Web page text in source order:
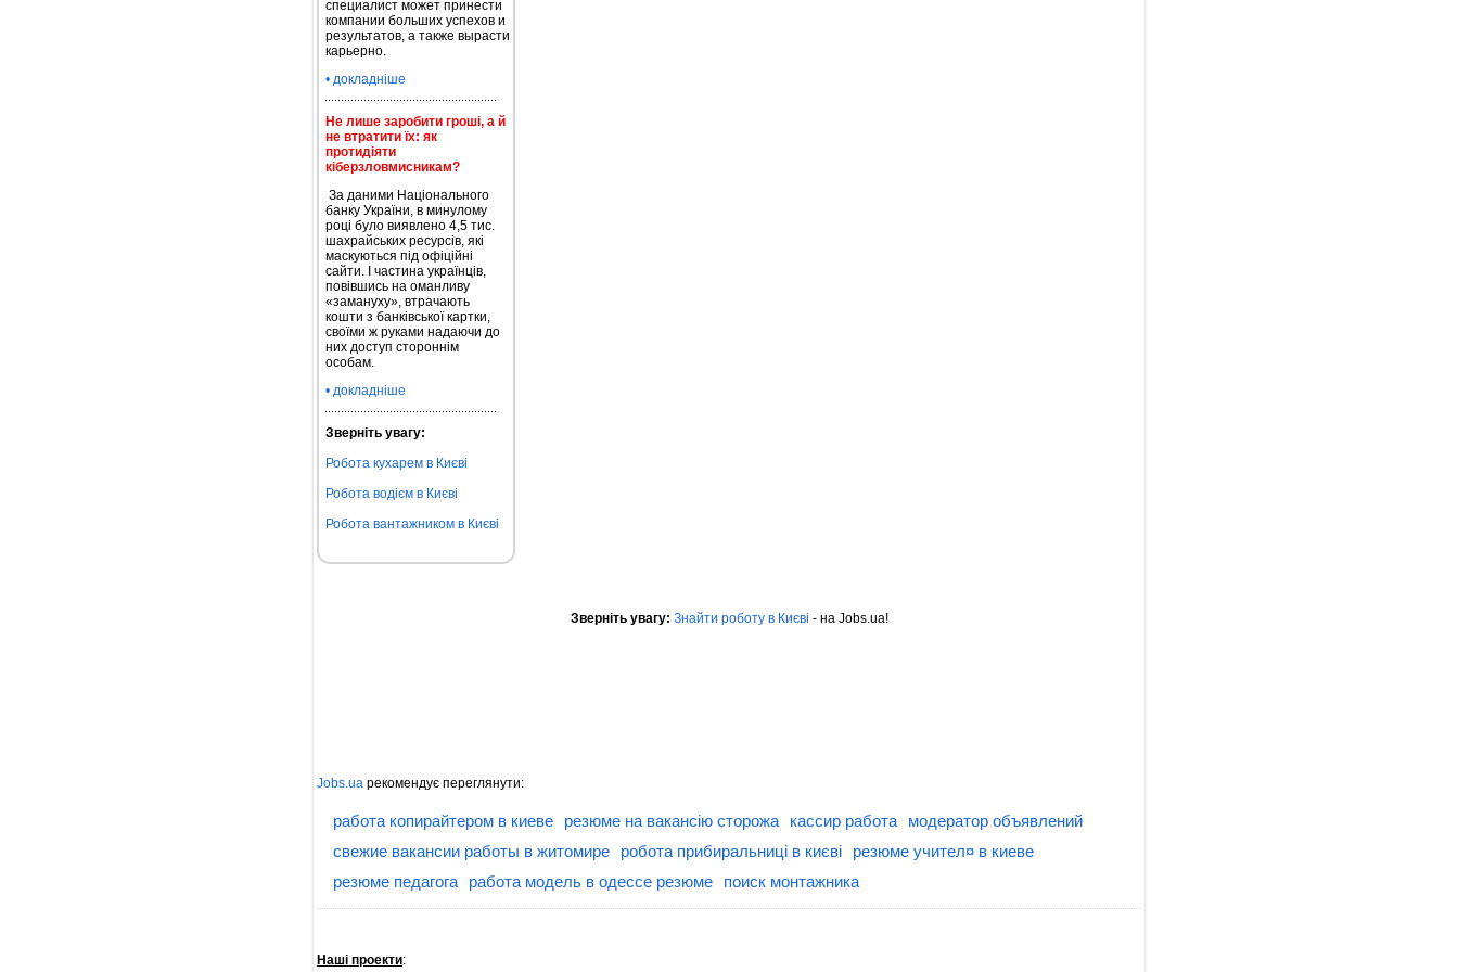
специалист может принести
компании больших успехов и
результатов, а также вырасти
карьерно.
• докладніше
Не лише заробити гроші, а й
не втратити їх: як
протидіяти
кіберзловмисникам?
За даними Національного
банку України, в минулому
році було виявлено 4,5 тис.
шахрайських ресурсів, які
маскуються під офіційні
сайти. І частина українців,
повівшись на оманливу
«замануху», втрачають
кошти з банківської картки,
своїми ж руками надаючи до
них доступ стороннім
особам.
• докладніше
Зверніть увагу:
Робота кухарем в Києві
Робота водієм в Києві
Робота вантажником в Києві
Зверніть увагу: Знайти роботу в Києві - на Jobs.ua!
Jobs.ua рекомендує переглянути:
работа копирайтером в киеве резюме на вакансію сторожа кассир работа
модератор объявлений
свежие вакансии работы в житомире
робота прибиральниці в києві
резюме учител¤ в киеве
резюме педагога
работа модель в одессе резюме поиск монтажника
Наші проекти: